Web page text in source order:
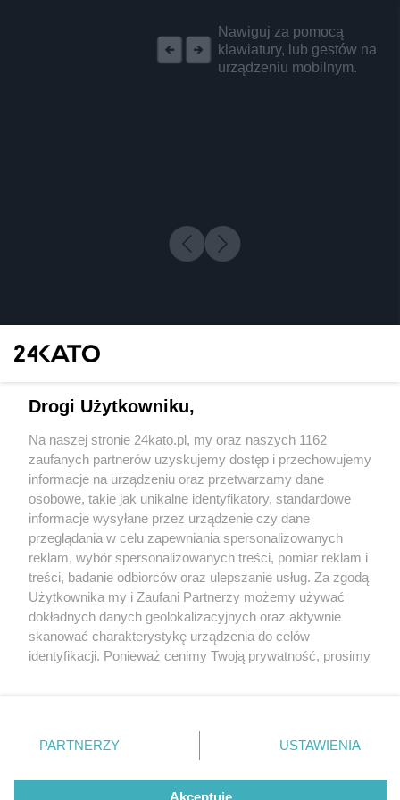
Nawiguj za pomocą
klawiatury, lub gestów na
urządzeniu mobilnym.
3 / 0
Wydawca mediów lokalnych
Nie zapomnij
zapoznać się z:
polityką prywatności regulamin korzystania z portali
Twojemiasto
Piekary Śląskie
Chorzów
Tarnowskie Góry
Gliwice
Skontakuj sięz nami
Kontakt
Wydawca
Redakcja
Drogi Użytkowniku,
Na naszej stronie 24kato.pl, my oraz naszych 1162
zaufanych partnerów uzyskujemy dostęp i przechowujemy
informacje na urządzeniu oraz przetwarzamy dane
osobowe, takie jak unikalne identyfikatory, standardowe
informacje wysyłane przez urządzenie czy dane
przeglądania w celu zapewniania spersonalizowanych
reklam, wybór spersonalizowanych treści, pomiar reklam i
treści, badanie odbiorców oraz ulepszanie usług. Za zgodą
Użytkownika my i Zaufani Partnerzy możemy używać
dokładnych danych geolokalizacyjnych oraz aktywnie
skanować charakterystykę urządzenia do celów
identyfikacji. Ponieważ cenimy Twoją prywatność, prosimy
prywatności znajdujący się w lewym dolnym rogu strony
. Niektóre rodzaje przetwarzania danych nie wymagają
zgody użytkownika, ale masz prawo sprzeciwić się
takiemu przetwarzaniu. Preferencje będą miały
PARTNERZY USTAWIENIA
Akceptuję